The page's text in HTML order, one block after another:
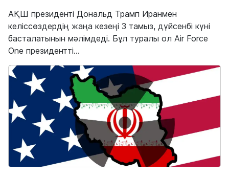
АҚШ президенті Дональд Трамп Иранмен
келіссөздердің жаңа кезеңі 3 тамыз, дүйсенбі күні
басталатынын мәлімдеді. Бұл туралы ол Air Force
One президентті...